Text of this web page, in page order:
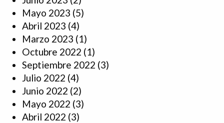
Mayo 2023 (5)
Abril 2023 (4)
Marzo 2023 (1)
Octubre 2022 (1)
Septiembre 2022 (3)
Julio 2022 (4)
Junio 2022 (2)
Mayo 2022 (3)
Abril 2022 (3)